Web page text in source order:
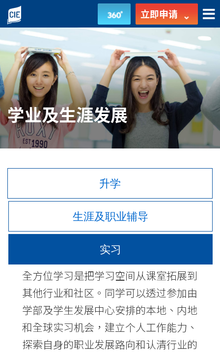
学
业
及
生
涯
发
展
生
立即申请
学业及生涯发展
升学
生涯及职业辅导
实习
全方位学习是把学习空间从课室拓展到
其他行业和社区。同学可以透过参加由
学部及学生发展中心安排的本地、内地
和全球实习机会，建立个人工作能力、
探索自身的职业发展路向和认清行业的